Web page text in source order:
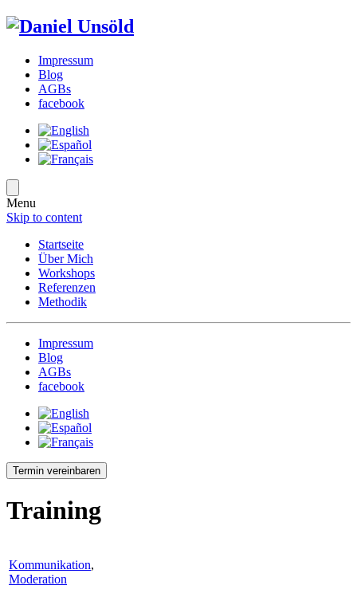
Impressum
Blog
AGBs
facebook
Menu
Skip to content
Startseite
Über Mich
Workshops
Referenzen
Methodik
Impressum
Blog
AGBs
facebook
Termin vereinbaren
Training
Kommunikation,
Moderation